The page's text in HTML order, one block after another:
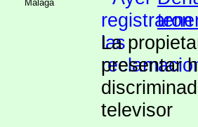
Málaga
La
presentar
televisor